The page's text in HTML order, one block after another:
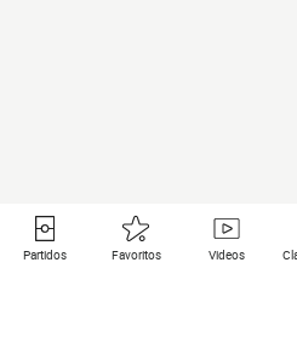
Partidos Favoritos Videos